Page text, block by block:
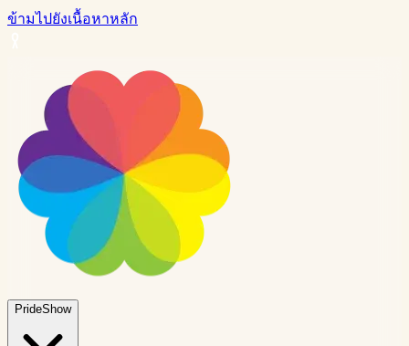
ข้ามไปยังเนื้อหาหลัก
PrideShow